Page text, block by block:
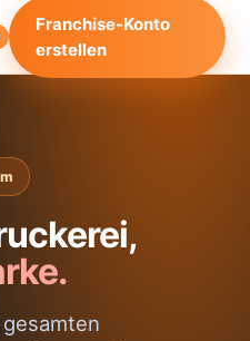
Franchise-Konto
erstellen